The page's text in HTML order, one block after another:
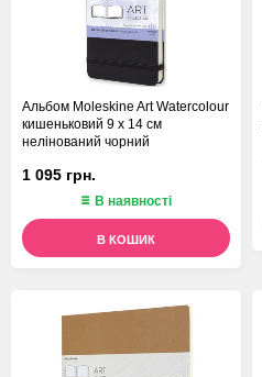
Альбом Moleskine Art Watercolour
кишеньковий 9 х 14 см
нелінований чорний
1 095 грн.
В наявності
В КОШИК